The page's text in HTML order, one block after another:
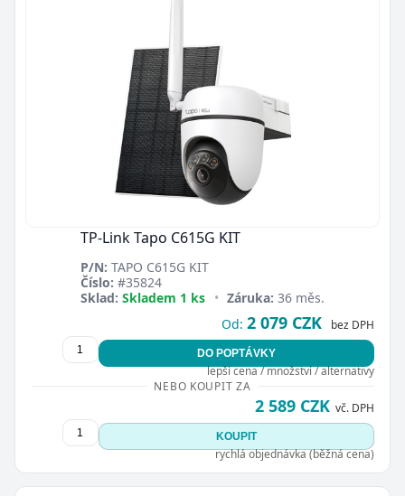
TP-Link Tapo C615G KIT
P/N: TAPO C615G KIT
Číslo: #35824
Sklad: Skladem 1 ks • Záruka: 36 měs.
Od: 2 079 CZK bez DPH
DO POPTÁVKY
lepší cena / množství / alternativy
NEBO KOUPIT ZA
2 589 CZK vč. DPH
KOUPIT
rychlá objednávka (běžná cena)